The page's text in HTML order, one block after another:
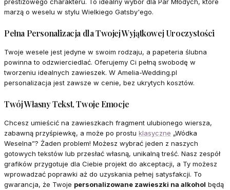
prestiżowego charakteru. To idealny wybór dla Par Młodych, które
marzą o weselu w stylu Wielkiego Gatsby'ego.
Pełna Personalizacja dla Twojej Wyjątkowej Uroczystości
Twoje wesele jest jedyne w swoim rodzaju, a papeteria ślubna
powinna to odzwierciedlać. Oferujemy Ci pełną swobodę w
tworzeniu idealnych zawieszek. W Amelia-Wedding.pl
personalizacja jest zawsze w cenie, bez ukrytych kosztów.
Twój Własny Tekst, Twoje Emocje
Chcesz umieścić na zawieszkach fragment ulubionego wiersza,
zabawną przyśpiewkę, a może po prostu klasyczne „Wódka
Weselna”? Żaden problem! Możesz wybrać jeden z naszych
gotowych tekstów lub przesłać własną, unikalną treść. Nasz zespół
grafików przygotuje dla Ciebie projekt do akceptacji, a Ty możesz
wprowadzać poprawki aż do uzyskania pełnej satysfakcji. To
gwarancja, że Twoje personalizowane zawieszki na alkohol będą